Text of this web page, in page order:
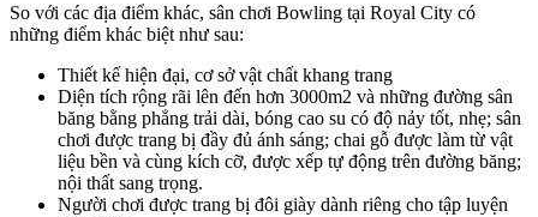
So với các địa điểm khác, sân chơi Bowling tại Royal City có
những điểm khác biệt như sau:
Thiết kế hiện đại, cơ sở vật chất khang trang
Diện tích rộng rãi lên đến hơn 3000m2 và những đường sân
băng bằng phẳng trải dài, bóng cao su có độ nảy tốt, nhẹ; sân
chơi được trang bị đầy đủ ánh sáng; chai gỗ được làm từ vật
liệu bền và cùng kích cỡ, được xếp tự động trên đường băng;
nội thất sang trọng.
Người chơi được trang bị đôi giày dành riêng cho tập luyện